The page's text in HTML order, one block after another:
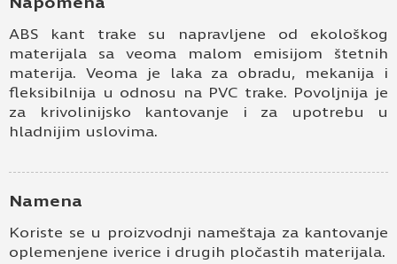
ABS kant trake su napravljene od ekološkog
materijala sa veoma malom emisijom štetnih
materija. Veoma je laka za obradu, mekanija i
fleksibilnija u odnosu na PVC trake. Povoljnija je
za krivolinijsko kantovanje i za upotrebu u
hladnijim uslovima.
Namena
Koriste se u proizvodnji nameštaja za kantovanje
oplemenjene iverice i drugih pločastih materijala.